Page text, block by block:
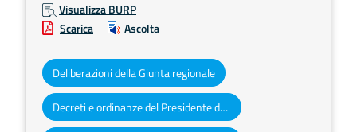
Visualizza BURP
Scarica
Ascolta
Deliberazioni della Giunta regionale
Decreti e ordinanze del Presidente della Giunta regionale